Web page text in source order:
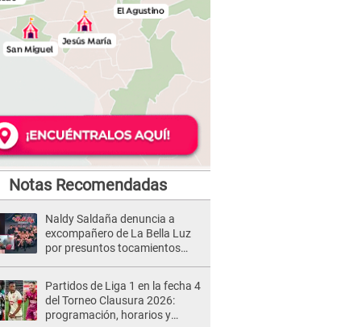
Notas Recomendadas
Naldy Saldaña denuncia a
excompañero de La Bella Luz
por presuntos tocamientos
Partidos de Liga 1 en la fecha 4
del Torneo Clausura 2026:
programación, horarios y